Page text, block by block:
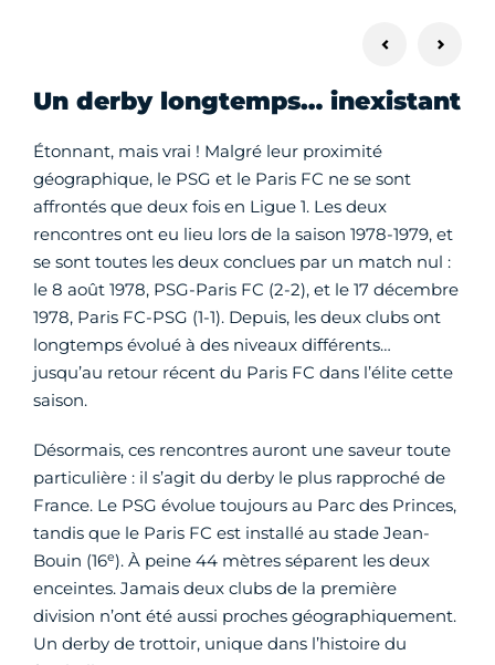
Un derby longtemps… inexistant
Étonnant, mais vrai ! Malgré leur proximité
géographique, le PSG et le Paris FC ne se sont
affrontés que deux fois en Ligue 1. Les deux
rencontres ont eu lieu lors de la saison 1978-1979, et
se sont toutes les deux conclues par un match nul :
le 8 août 1978, PSG-Paris FC (2-2), et le 17 décembre
1978, Paris FC-PSG (1-1). Depuis, les deux clubs ont
longtemps évolué à des niveaux différents…
jusqu’au retour récent du Paris FC dans l’élite cette
saison.
Désormais, ces rencontres auront une saveur toute
particulière : il s’agit du derby le plus rapproché de
France. Le PSG évolue toujours au Parc des Princes,
tandis que le Paris FC est installé au stade Jean-
Bouin (16e). À peine 44 mètres séparent les deux
enceintes. Jamais deux clubs de la première
division n’ont été aussi proches géographiquement.
Un derby de trottoir, unique dans l’histoire du